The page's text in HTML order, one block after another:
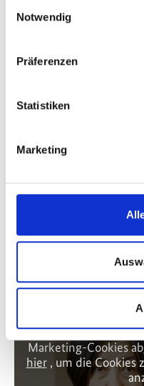
Notwendig
Präferenzen
Statistiken
Marketing
Projekte
Policy Advice for
Politikberatung für
Wirtschaftsentwicklung
Videos zum
Diese Inhalte können
Marketing-Cookies
hier, um die Cookies